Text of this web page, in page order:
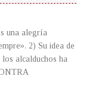
una alegría
2) Su idea de
alcalduchos ha